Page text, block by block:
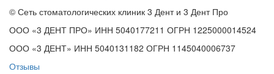
© Сеть стоматологических клиник 3 Дент и 3 Дент Про
ООО «3 ДЕНТ ПРО» ИНН 5040177211 ОГРН 1225000014524
ООО «3 ДЕНТ» ИНН 5040131182 ОГРН 1145040006737
Отзывы